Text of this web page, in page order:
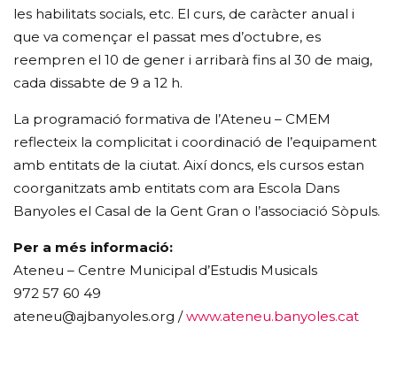
les habilitats socials, etc. El curs, de caràcter anual i
que va començar el passat mes d’octubre, es
reempren el 10 de gener i arribarà fins al 30 de maig,
cada dissabte de 9 a 12 h.
La programació formativa de l’Ateneu – CMEM
reflecteix la complicitat i coordinació de l’equipament
amb entitats de la ciutat. Així doncs, els cursos estan
coorganitzats amb entitats com ara Escola Dans
Banyoles el Casal de la Gent Gran o l’associació Sòpuls.
Per a més informació:
Ateneu – Centre Municipal d’Estudis Musicals
972 57 60 49
ateneu@ajbanyoles.org /www.ateneu.banyoles.cat